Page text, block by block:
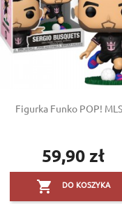
Figurka Funko POP!
Cena
59,90 zł
 DO KOSZYKA